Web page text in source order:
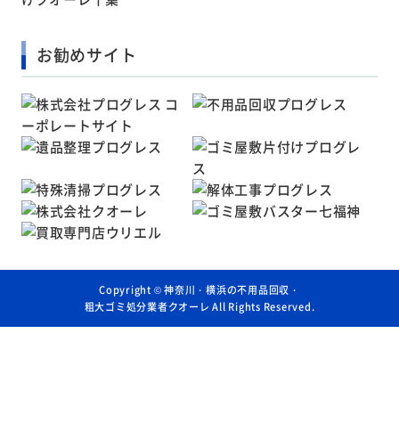
お勧めサイト
Copyright ©神奈川・横浜の不用品回収・
粗大ゴミ処分業者クオーレ All Rights Reserved.